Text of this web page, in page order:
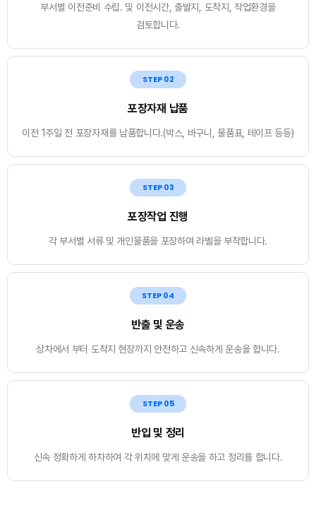
부서별 이전준비 수립. 및 이전시간, 출발지, 도착지, 작업환경을
검토합니다.
STEP 02
포장자재 납품
이전 1주일 전 포장자재를 납품합니다.(박스, 바구니, 물품표, 테이프 등등)
STEP 03
포장작업 진행
각 부서별 서류 및 개인물품을 포장하여 라벨을 부착합니다.
STEP 04
반출 및 운송
상차에서 부터 도착지 현장까지 안전하고 신속하게 운송을 합니다.
STEP 05
반입 및 정리
신속 정확하게 하차하여 각 위치에 맞게 운송을 하고 정리를 합니다.